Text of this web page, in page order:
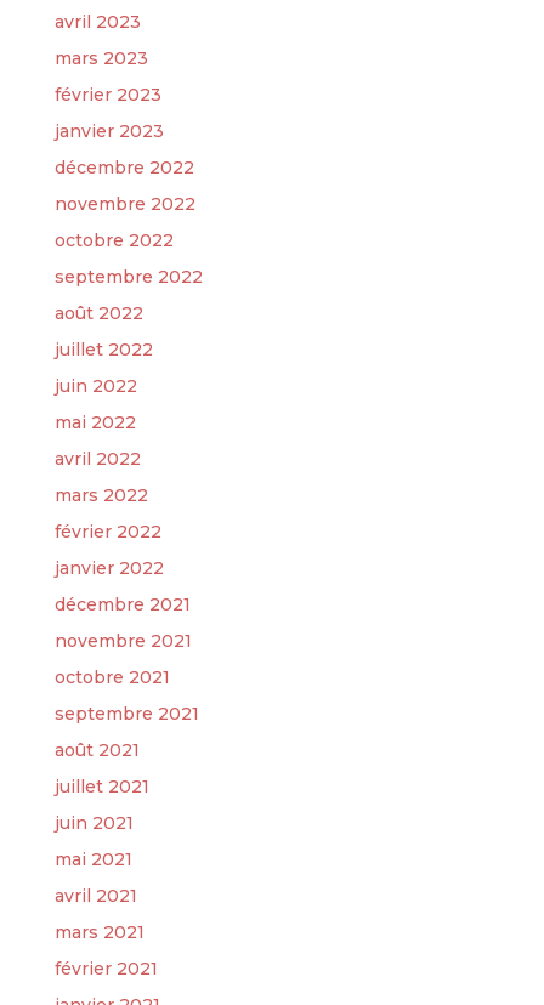
avril 2023
mars 2023
février 2023
janvier 2023
décembre 2022
novembre 2022
octobre 2022
septembre 2022
août 2022
juillet 2022
juin 2022
mai 2022
avril 2022
mars 2022
février 2022
janvier 2022
décembre 2021
novembre 2021
octobre 2021
septembre 2021
août 2021
juillet 2021
juin 2021
mai 2021
avril 2021
mars 2021
février 2021